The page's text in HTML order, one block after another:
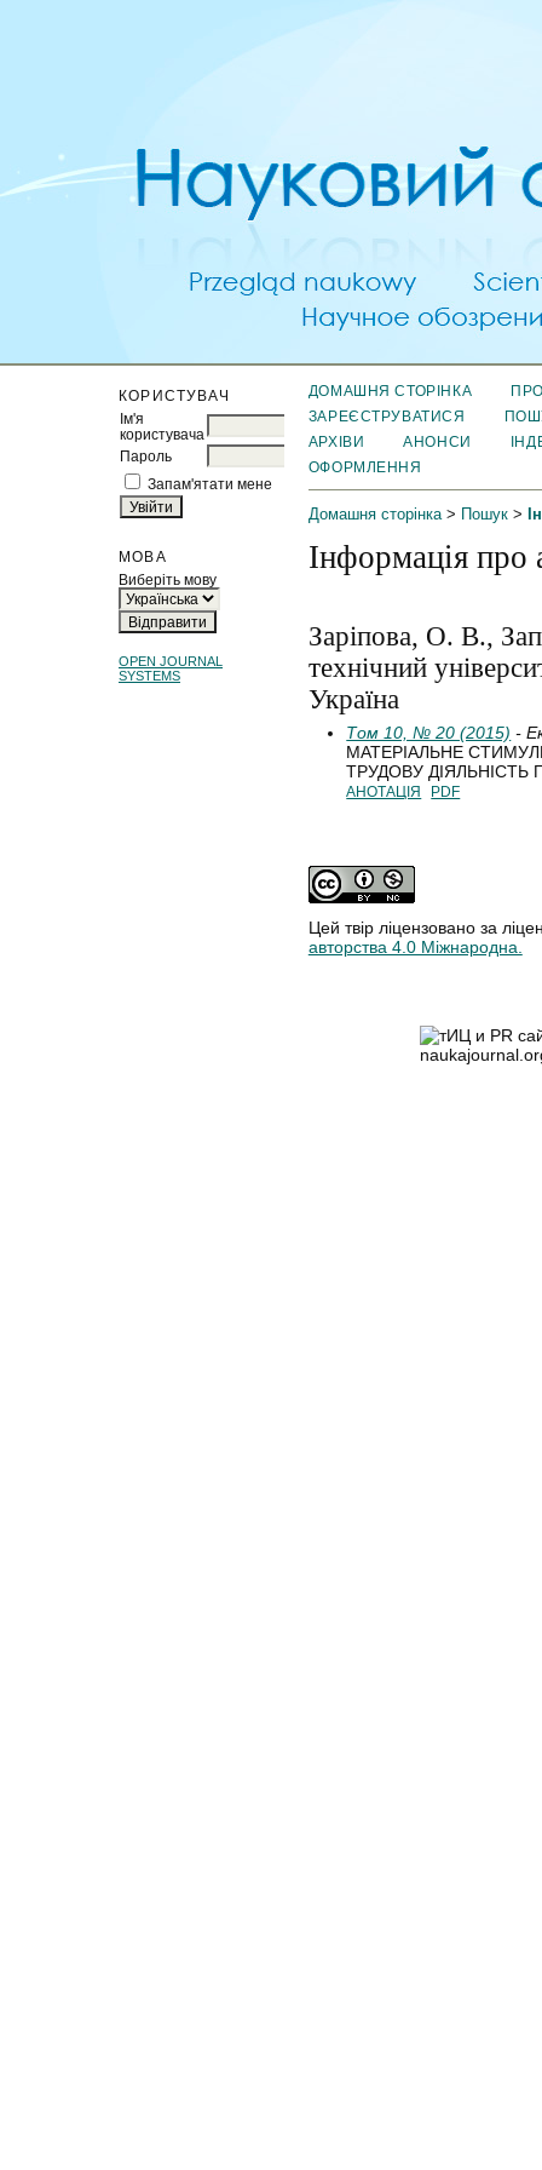
КОРИСТУВАЧ
Ім'я
користувача
Пароль
Запам'ятати мене
МОВА
Виберіть мову
OPEN JOURNAL
SYSTEMS
ДОМАШНЯ СТОРІНКА
ЗАРЕЄСТРУВАТИСЯ
АРХІВИ
АНОНСИ
ОФОРМЛЕННЯ
Домашня сторінка> Пошук>
Інформація про
Заріпова, О. В.,
технічний
Україна
Том 10, № 20 (2015) -
МАТЕРІАЛЬНЕ
ТРУДОВУ ДІЯЛЬНІСТЬ
АНОТАЦІЯ PDF
Цей твір ліцензовано за
авторства 4.0 Міжнародна.